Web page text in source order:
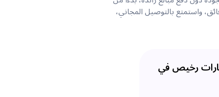
واستمتع بالتوصيل المجاني،
رخيص في